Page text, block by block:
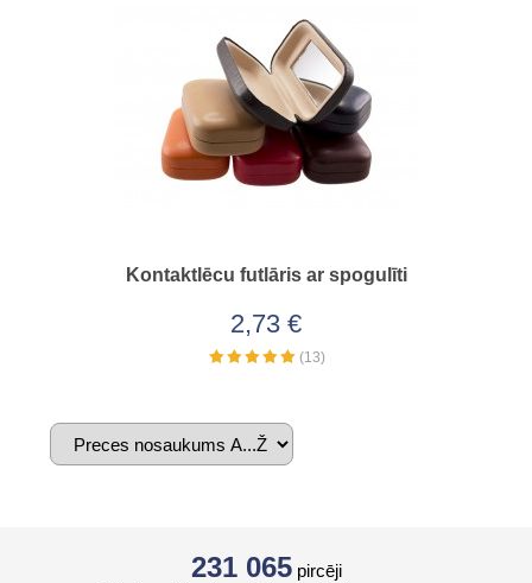
Kontaktlēcu futlāris ar spogulīti
2,73 €
(13)
231 065pircēji